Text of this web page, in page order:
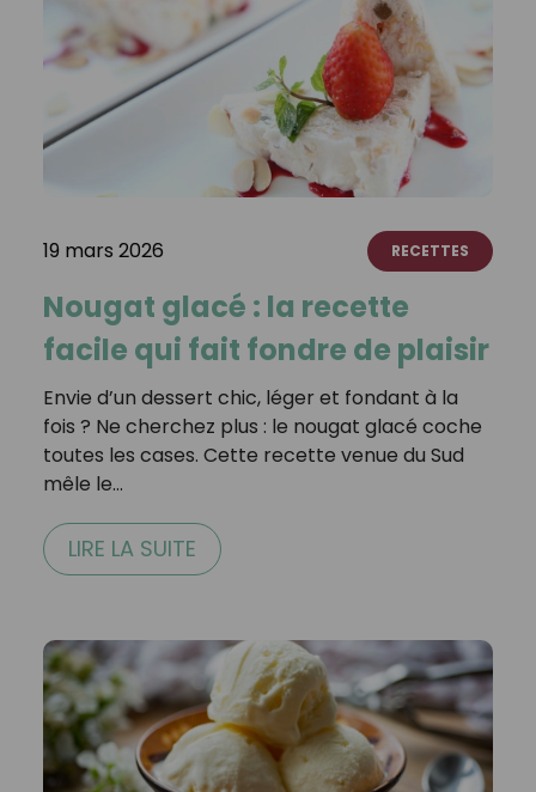
19 mars 2026 RECETTES
Nougat glacé : la recette
facile qui fait fondre de plaisir
Envie d’un dessert chic, léger et fondant à la
fois ? Ne cherchez plus : le nougat glacé coche
toutes les cases. Cette recette venue du Sud
mêle le…
LIRE LA SUITE